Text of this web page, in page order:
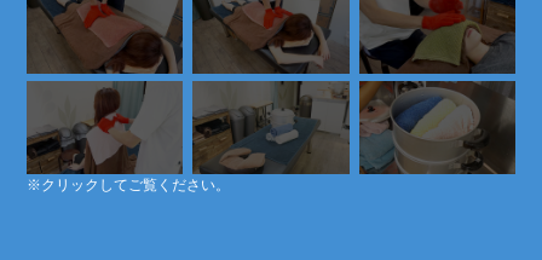
※クリックしてご覧ください。